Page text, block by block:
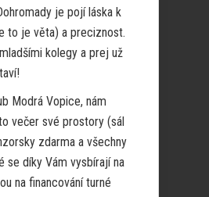
je pojí láska k
to je věta) a preciznost.
kolegy a prej už
Modrá Vopice, nám
večer své prostory (sál
zdarma a všechny
se díky Vám vysbírají na
na financování turné